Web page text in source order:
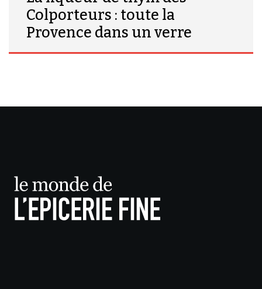
Colporteurs : toute la
Provence dans un verre